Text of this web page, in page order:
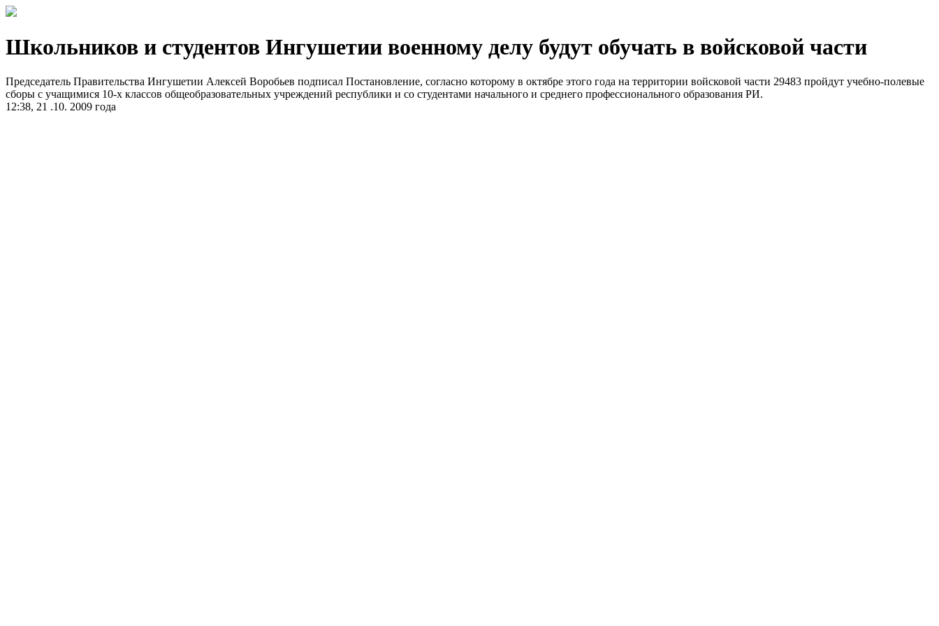
Школьников и студентов Ингушетии военному делу будут обучать в войсковой части
Председатель Правительства Ингушетии Алексей Воробьев подписал Постановление, согласно которому в октябре этого года на территории войсковой части 29483 пройдут учебно-полевые
сборы с учащимися 10-х классов общеобразовательных учреждений республики и со студентами начального и среднего профессионального образования РИ.
12:38, 21 .10. 2009 года